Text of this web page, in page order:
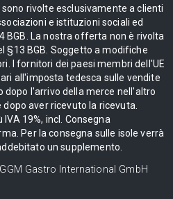
rivolte esclusivamente a clienti
e istituzioni sociali ed
BGB. La nostra offerta non è rivolta
§13 BGB. Soggetto a modifiche
I fornitori dei paesi membri dell'UE
all'imposta tedesca sulle vendite
dopo l'arrivo della merce nell'altro
aver ricevuto la ricevuta.
19%, incl. Consegna
Per la consegna sulle isole verrà
un supplemento.
Gastro International GmbH